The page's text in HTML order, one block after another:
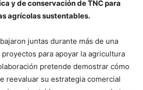
y de conservación de TNC para
agrícolas sustentables.
juntas durante más de una
para apoyar la agricultura
pretende demostrar cómo
reevaluar su estrategia comercial